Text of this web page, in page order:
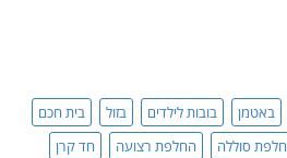
באטמן בובות לילדים בזול
בית חכם
סוללה החלפת רצועה
חד קרן